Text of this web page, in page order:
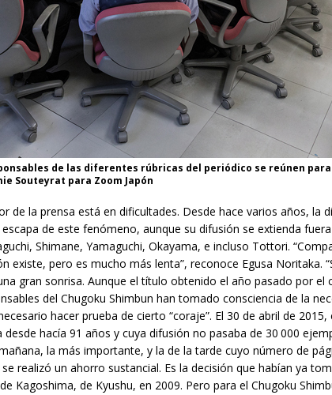
de las diferentes rúbricas del periódico se reúnen
Souteyrat para Zoom Japón
de la prensa está en dificultades. Desde hace varios años, la
de este fenómeno, aunque su difusión se extienda
Shimane, Yamaguchi, Okayama, e incluso Tottori.
existe, pero es mucho más lenta”, reconoce Egusa Noritaka.
gran sonrisa. Aunque el título obtenido el año pasado por el
del Chugoku Shimbun han tomado consciencia de la
hacer prueba de cierto “coraje”. El 30 de abril de
hacía 91 años y cuya difusión no pasaba de 30 000
la más importante, y la de la tarde cuyo número de
realizó un ahorro sustancial. Es la decisión que habían ya
Kagoshima, de Kyushu, en 2009. Pero para el Chugoku